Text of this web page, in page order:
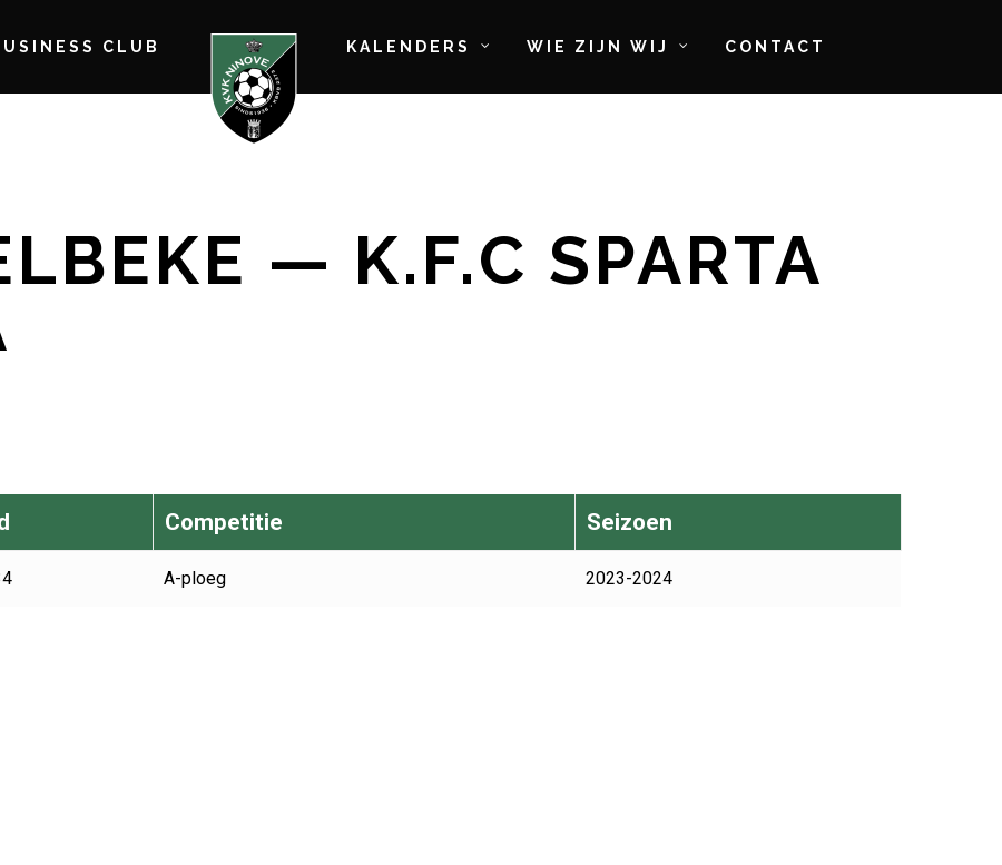
CLUB KALENDERS WIE ZIJN WIJ CONTACT
— K.F.C SPARTA
Competitie Seizoen
A-ploeg 2023-2024